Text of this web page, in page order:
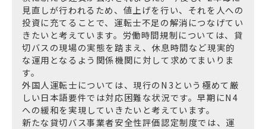
見直しが行われるため、値上げを行い、それを人への
投資に充てることで、運転士不足の解消につなげてい
きたいと考えています。労働時間規制については、貸
切バスの現場の実態を踏まえ、休息時間など現実的
な運用となるよう関係機関に対して求めてまいりま
す。
外国人運転士については、現行のN3という極めて厳
しい日本語要件では対応困難な状況です。早期にN4
への緩和を実現していきたいと考えています。
新たな貸切バス事業者安全性評価認定制度では、運